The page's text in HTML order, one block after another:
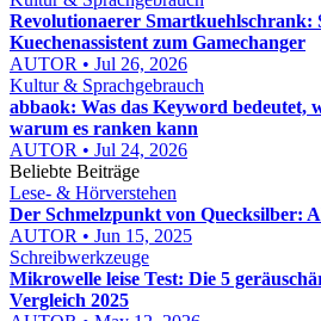
Revolutionaerer
Kuechenassistent zum Gamechanger
AUTOR • Jul 26, 2026
Kultur & Sprachgebrauch
abbaok: Was das Keyword bedeutet,
warum es ranken kann
AUTOR • Jul 24, 2026
Beliebte Beiträge
Lese- & Hörverstehen
Der Schmelzpunkt von Quecksilber:
AUTOR • Jun 15, 2025
Schreibwerkzeuge
Mikrowelle leise Test: Die 5
Vergleich 2025